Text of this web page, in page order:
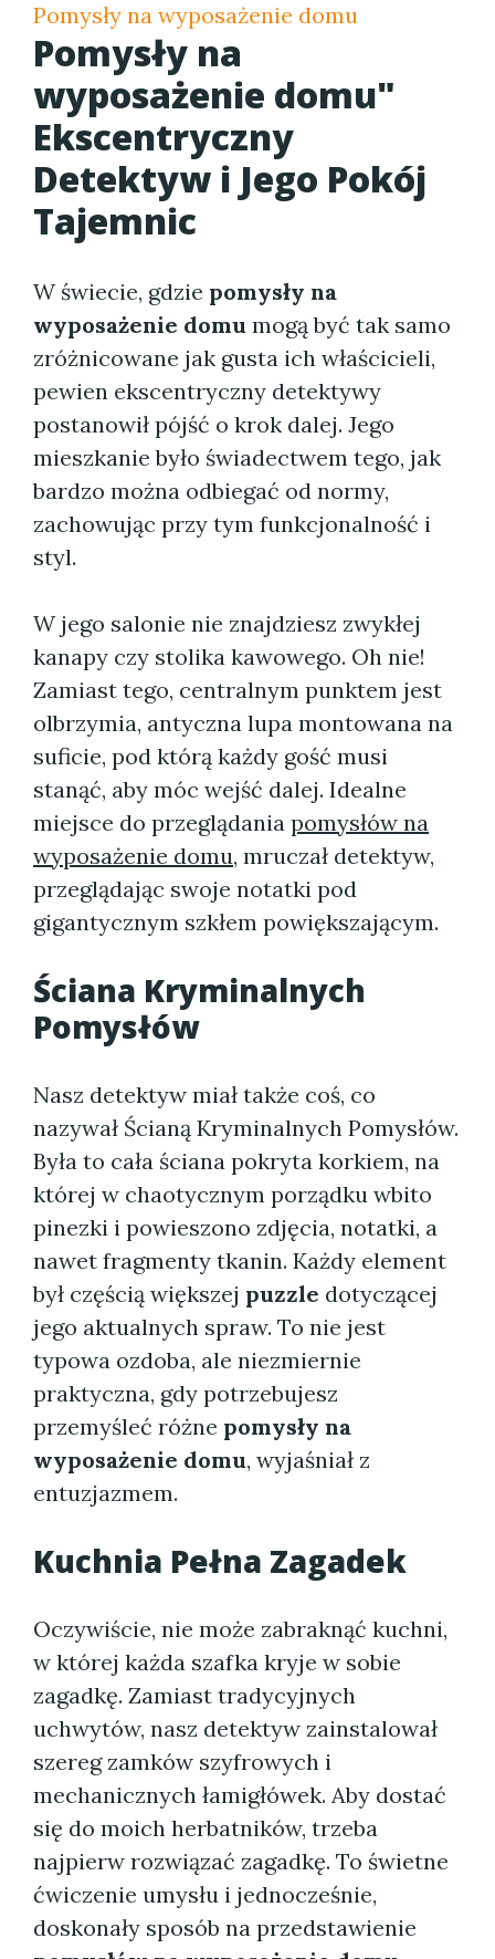
Pomysły na wyposażenie domu
Pomysły na
wyposażenie domu"
Ekscentryczny
Detektyw i Jego Pokój
Tajemnic
W świecie, gdzie pomysły na
wyposażenie domu mogą być tak samo
zróżnicowane jak gusta ich właścicieli,
pewien ekscentryczny detektywy
postanowił pójść o krok dalej. Jego
mieszkanie było świadectwem tego, jak
bardzo można odbiegać od normy,
zachowując przy tym funkcjonalność i
styl.
W jego salonie nie znajdziesz zwykłej
kanapy czy stolika kawowego. Oh nie!
Zamiast tego, centralnym punktem jest
olbrzymia, antyczna lupa montowana na
suficie, pod którą każdy gość musi
stanąć, aby móc wejść dalej. Idealne
miejsce do przeglądania pomysłów na
wyposażenie domu, mruczał detektyw,
przeglądając swoje notatki pod
gigantycznym szkłem powiększającym.
Ściana Kryminalnych
Pomysłów
Nasz detektyw miał także coś, co
nazywał Ścianą Kryminalnych Pomysłów.
Była to cała ściana pokryta korkiem, na
której w chaotycznym porządku wbito
pinezki i powieszono zdjęcia, notatki, a
nawet fragmenty tkanin. Każdy element
był częścią większej puzzle dotyczącej
jego aktualnych spraw. To nie jest
typowa ozdoba, ale niezmiernie
praktyczna, gdy potrzebujesz
przemyśleć różne pomysły na
wyposażenie domu, wyjaśniał z
entuzjazmem.
Kuchnia Pełna Zagadek
Oczywiście, nie może zabraknąć kuchni,
w której każda szafka kryje w sobie
zagadkę. Zamiast tradycyjnych
uchwytów, nasz detektyw zainstalował
szereg zamków szyfrowych i
mechanicznych łamigłówek. Aby dostać
się do moich herbatników, trzeba
najpierw rozwiązać zagadkę. To świetne
ćwiczenie umysłu i jednocześnie,
doskonały sposób na przedstawienie